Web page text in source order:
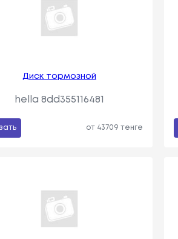
Диск тормозной
hella 8dd355116481
от 43709 тенге